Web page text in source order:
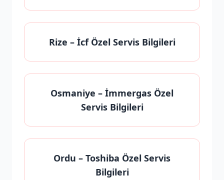
Rize – İcf Özel Servis Bilgileri
Osmaniye – İmmergas Özel
Servis Bilgileri
Ordu – Toshiba Özel Servis
Bilgileri